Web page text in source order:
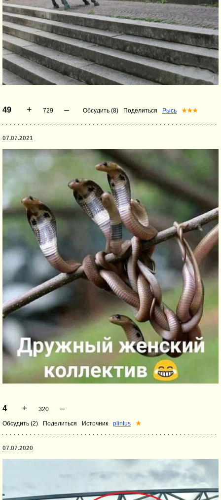
49 + 729 – Обсудить (8) Поделиться Рысь ★★★
07.07.2021
4 + 320 –
Обсудить (2) Поделиться Источник plintus ★
07.07.2020